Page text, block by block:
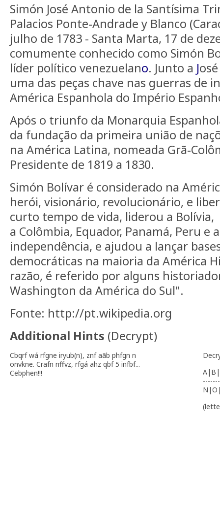
Simón José Antonio de la Santísima
Palacios Ponte-Andrade y Blanco
julho de 1783 - Santa Marta, 17 de
comumente conhecido como Simón
líder político venezuelano. Junto a J
uma das peças chave nas guerras de
América Espanhola do Império
Após o triunfo da Monarquia
da fundação da primeira união de
na América Latina, nomeada Grã-
Presidente de 1819 a 1830.
Simón Bolívar é considerado na
herói, visionário, revolucionário, e
curto tempo de vida, liderou a Bolívia,
a Colômbia, Equador, Panamá, Peru e
independência, e ajudou a lançar
democráticas na maioria da América
razão, é referido por alguns
Washington da América do Sul".
Fonte: http://pt.wikipedia.org
Additional Hints (Decrypt)
Cbqrf wá rfgne iryub(n), znf aãb phfgn n
onvkne. Crafn nffvz, rfgá ahz qbf 5 infbf...
Cebphen!!!